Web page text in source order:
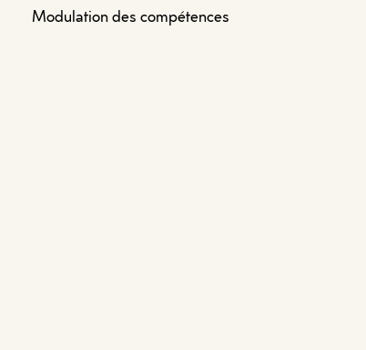
Modulation des compétences